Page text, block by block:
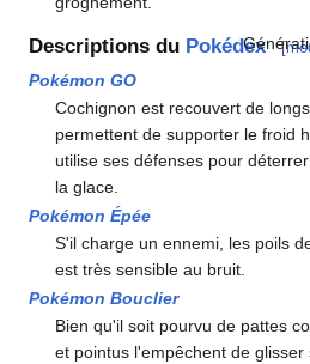
Descriptions du Pokédex [
Pokémon GO
Cochignon est recouvert de
permettent de supporter le froid
utilise ses défenses pour
la glace.
Pokémon Épée
S'il charge un ennemi, les poils
est très sensible au bruit.
Pokémon Bouclier
Bien qu'il soit pourvu de pattes
et pointus l'empêchent de glisser